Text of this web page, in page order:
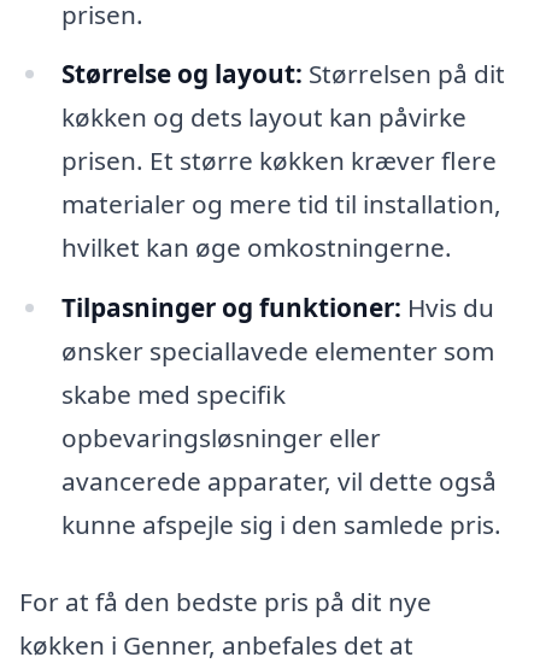
prisen.
Størrelse og layout: Størrelsen på dit
køkken og dets layout kan påvirke
prisen. Et større køkken kræver flere
materialer og mere tid til installation,
hvilket kan øge omkostningerne.
Tilpasninger og funktioner: Hvis du
ønsker speciallavede elementer som
skabe med specifik
opbevaringsløsninger eller
avancerede apparater, vil dette også
kunne afspejle sig i den samlede pris.
For at få den bedste pris på dit nye
køkken i Genner, anbefales det at